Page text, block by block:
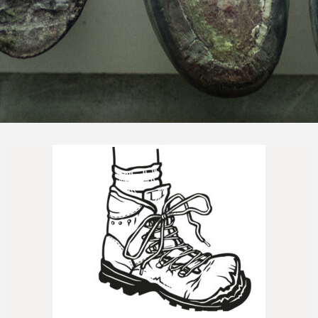
Naprawimy Twoje buty trekkingowe
Jeszcze...